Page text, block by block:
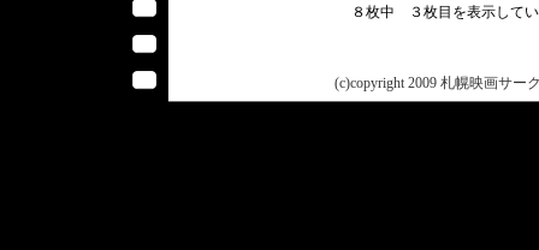
８枚中 ３枚目を表示して
(c)copyright 2009 札幌映画サー